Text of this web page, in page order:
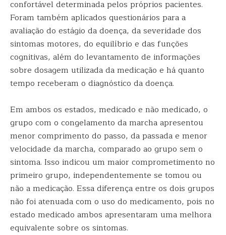
confortável determinada pelos próprios pacientes.
Foram também aplicados questionários para a
avaliação do estágio da doença, da severidade dos
sintomas motores, do equilíbrio e das funções
cognitivas, além do levantamento de informações
sobre dosagem utilizada da medicação e há quanto
tempo receberam o diagnóstico da doença.
Em ambos os estados, medicado e não medicado, o
grupo com o congelamento da marcha apresentou
menor comprimento do passo, da passada e menor
velocidade da marcha, comparado ao grupo sem o
sintoma. Isso indicou um maior comprometimento no
primeiro grupo, independentemente se tomou ou
não a medicação. Essa diferença entre os dois grupos
não foi atenuada com o uso do medicamento, pois no
estado medicado ambos apresentaram uma melhora
equivalente sobre os sintomas.